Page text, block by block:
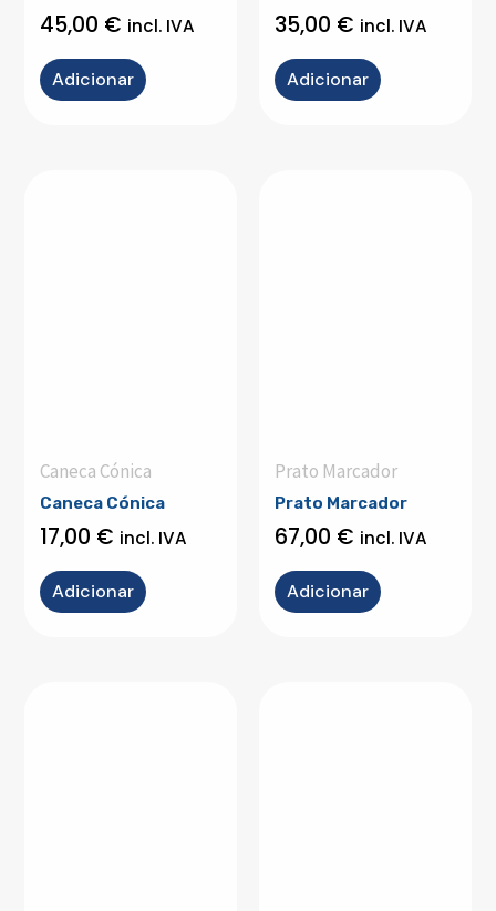
45,00 € incl. IVA
Adicionar
35,00 € incl. IVA
Adicionar
Caneca Cónica
Caneca Cónica
17,00 € incl. IVA
Adicionar
Prato Marcador
Prato Marcador
67,00 € incl. IVA
Adicionar